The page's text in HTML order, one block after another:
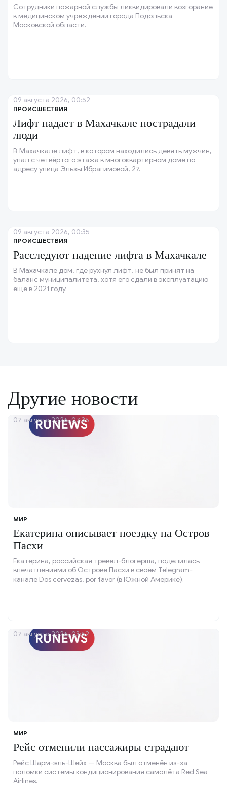
Сотрудники пожарной службы ликвидировали возгорание
в медицинском учреждении города Подольска
Московской области.
ПРОИСШЕСТВИЯ
Лифт падает в Махачкале пострадали
люди
В Махачкале лифт, в котором находились девять мужчин,
упал с четвёртого этажа в многоквартирном доме по
адресу улица Эльзы Ибрагимовой, 27.
09 августа 2026, 00:52
ПРОИСШЕСТВИЯ
Расследуют падение лифта в Махачкале
В Махачкале дом, где рухнул лифт, не был принят на
баланс муниципалитета, хотя его сдали в эксплуатацию
ещё в 2021 году.
09 августа 2026, 00:35
Другие новости
МИР
Екатерина описывает поездку на Остров
Пасхи
Екатерина, российская тревел-блогерша, поделилась
впечатлениями об Острове Пасхи в своём Telegram-
канале Dos cervezas, por favor (в Южной Америке).
07 августа 2026, 07:35
МИР
Рейс отменили пассажиры страдают
Рейс Шарм-эль-Шейх — Москва был отменён из-за
поломки системы кондиционирования самолёта Red Sea
Airlines.
07 августа 2026, 03:52